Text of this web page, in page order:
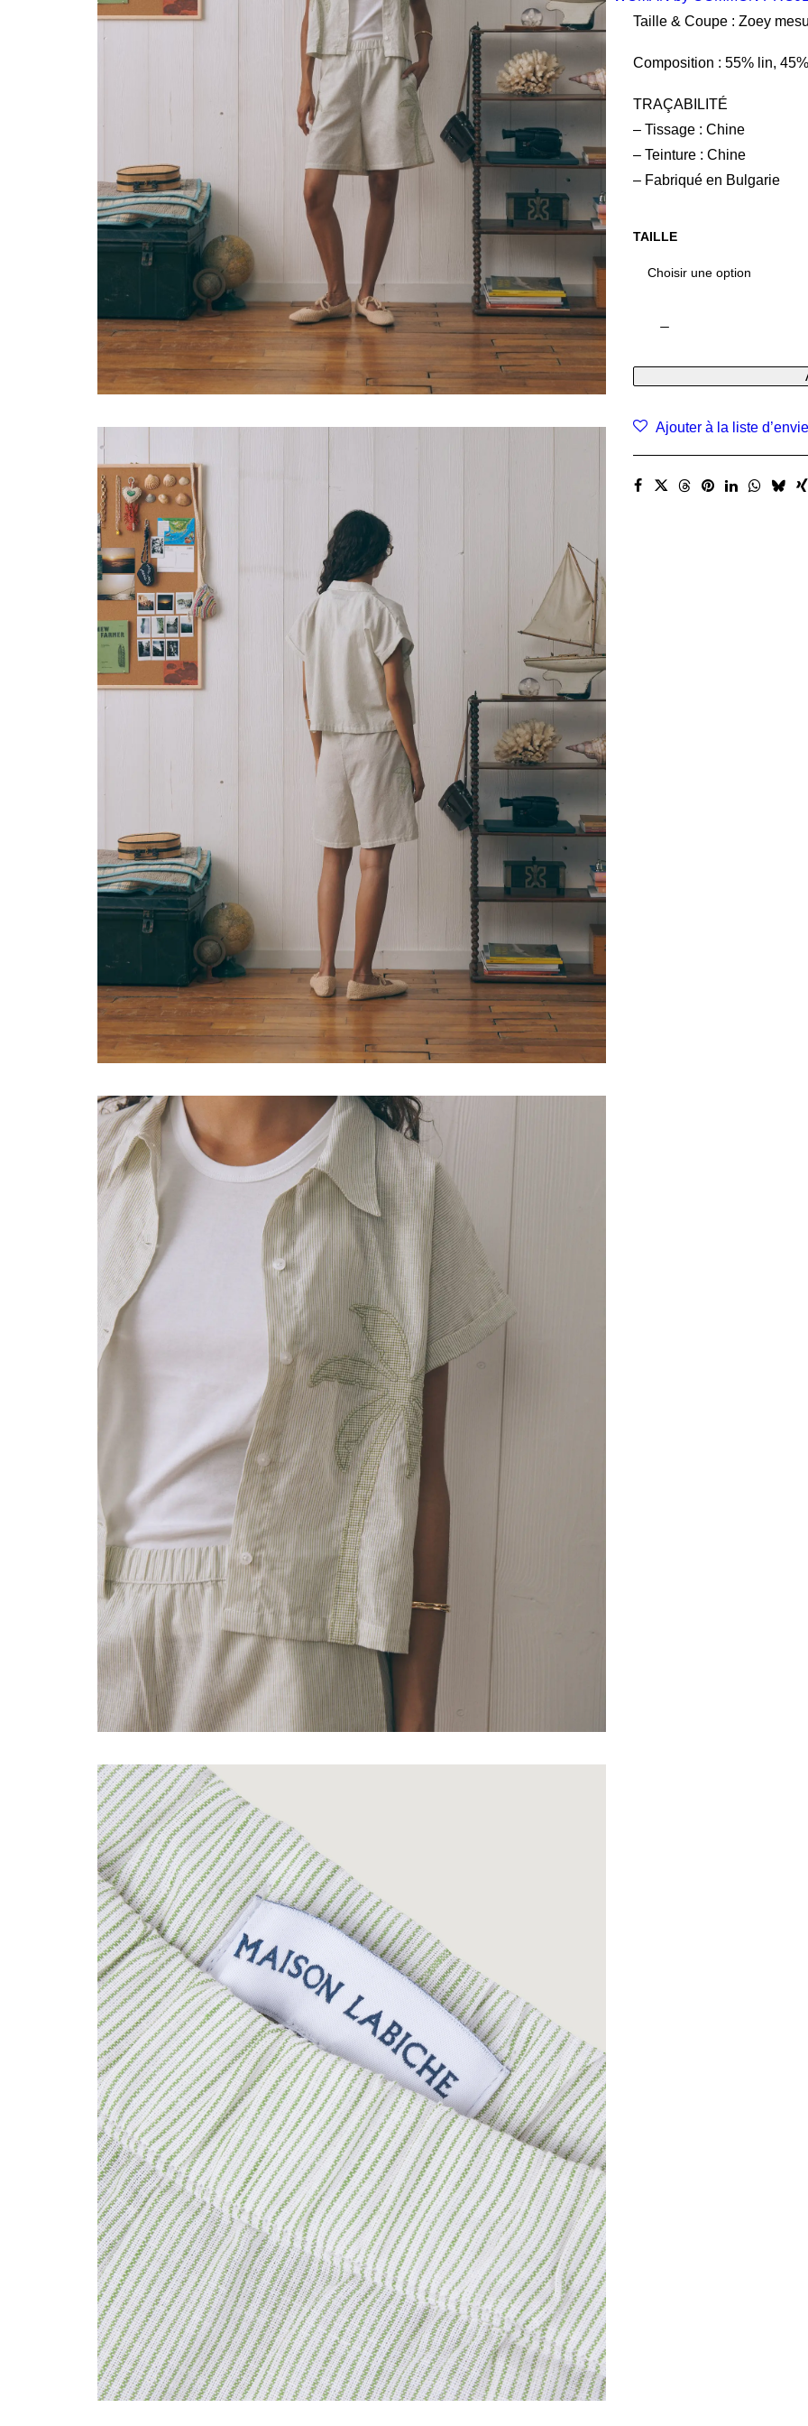
Taille & Coupe : Zoey
Composition : 55% lin,
TRAÇABILITÉ
– Tissage : Chine
– Teinture : Chine
– Fabriqué en Bulgarie
TAILLE
Linen
Maison
Ajouter à la liste